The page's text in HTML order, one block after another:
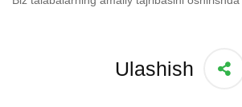
Ulashish